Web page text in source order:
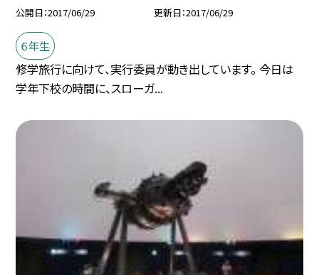
公開日 2017/06/29 更新日 2017/06/29
６年生
修学旅行に向けて、実行委員が動き出しています。 今日は
学年下校の時間に、スローガ...